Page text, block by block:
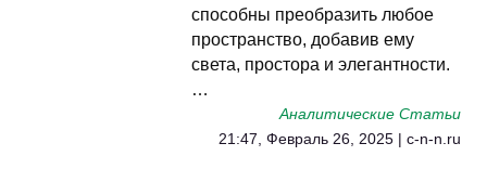
способны преобразить любое
пространство, добавив ему
света, простора и элегантности.
…
Аналитические Статьи
21:47, Февраль 26, 2025 | c-n-n.ru